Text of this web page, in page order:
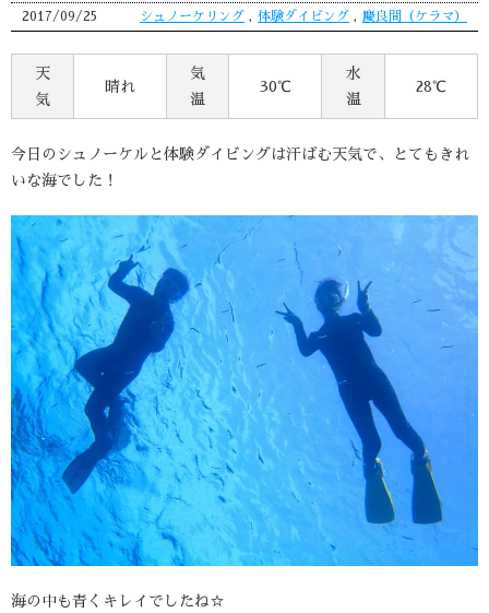
2017/09/25 シュノーケリング , 体験ダイビング , 慶良間（ケラマ）
天
気
晴れ
気
温
30℃
水
温
28℃
今日のシュノーケルと体験ダイビングは汗ばむ天気で、とてもきれ
いな海でした！
海の中も青くキレイでしたね☆